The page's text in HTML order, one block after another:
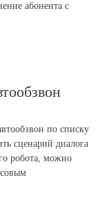
абонента с
по списку
сценарий диалога
робота, можно